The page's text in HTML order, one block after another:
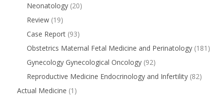
Neonatology (20)
Review (19)
Case Report (93)
Obstetrics Maternal Fetal Medicine and Perinatology (181)
Gynecology Gynecological Oncology (92)
Reproductive Medicine Endocrinology and Infertility (82)
Actual Medicine (1)